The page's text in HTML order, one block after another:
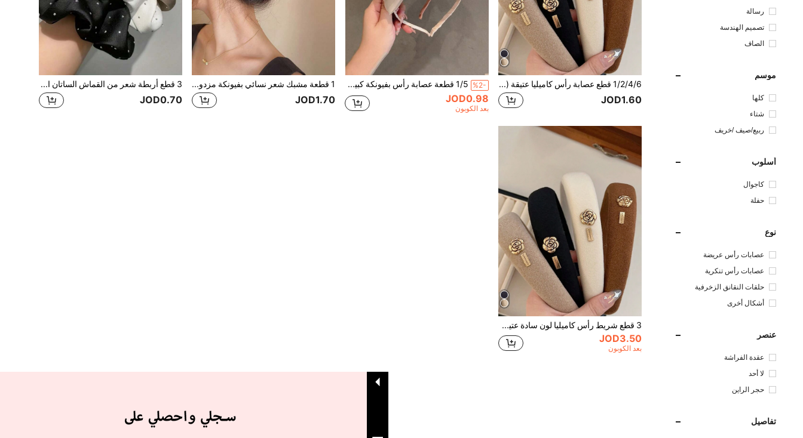
رسالة
تصميم الهندسة
الصاف
موسم
كلها
شتاء
ربيع/صيف /خريف
أسلوب
كاجوال
حفلة
نوع
عصابات رأس عريضة
عصابات رأس تنكرية
حلقات النقانق الزخرفية
أشكال أخرى
عنصر
عقدة الفراشة
لا أحد
حجر الراين
تفاصيل
1/2/4/6 قطع عصابة رأس كاميليا عتيقة (ملصق عشوائي) للنساء، طوق شعر فرنسي من الإسفنج ذو تاج عالي، إكسسوارات الشعر
JOD1.60
%2- 1/5 قطعة عصابة رأس بفيونكة كبيرة مزدوجة الطبقات، إكسسوار شعر أنيق بأسلوب نسائي بلون موحد بسيط ومتعدد الاستخدامات للشارع والتجمعات والحفلات
JOD0.98
بعد الكوبون
1 قطعة مشبك شعر نسائي بفيونكة مزدوجة الجانب، دبوس شعر أنيق عتيق عالي الجودة مناسب للارتداء اليومي
JOD1.70
3 قطع أربطة شعر من القماش الساتان المرصعة بالراين للنساء، أنيقة وراقية، مرنة للغاية ولا تضر بالشعر، إكسسوارات ديكور شعر مناسبة للكعكات والاستخدام اليومي، أربطة شعر مطاطية لتسريحات الذيل والرأس، إكسسوارات شعر منزلية جميلة
JOD0.70
3 قطع شريط رأس كاميليا لون سادة عتيق للنساء، شريط شعر إسفنجي فرنسي بتاج مرتفع، متعدد الاستخدامات للخروج وغسل الوجه، اكسسوارات شعر (ملصق عشوائي) اكسسوارات الرأس، شريط الشعر، صيف، عطلة، سفر، مهرجان، عيد ميلاد
JOD3.50
بعد الكوبون
إجمالي 1 صفحة